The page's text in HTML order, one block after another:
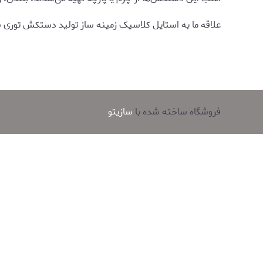
علاقه ما به استایل کلاسیک زمینه ساز تولید دستکش
فروشگاه ساخته شده با سازیتو